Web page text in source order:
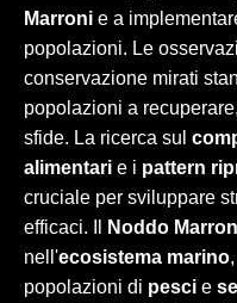
Marroni e a
popolazioni. Le
conservazione mirati
popolazioni a
sfide. La ricerca sul
alimentari e i pattern
cruciale per sviluppare
efficaci. Il
Noddo
nell'ecosistema marino
popolazioni di pesci e